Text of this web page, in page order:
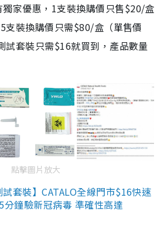
家優惠，1支裝換購價只售$20/盒
5支裝換購價只需$80/盒（單售價
試套裝只需$16就買到，產品數量
點擊圖片放大
套裝】CATALO全線門市$16快速
鐘驗新冠病毒 準確性高達